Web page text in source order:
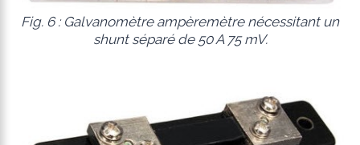
Fig. 6 : Galvanomètre ampèremètre nécessitant un
shunt séparé de 50 A 75 mV.